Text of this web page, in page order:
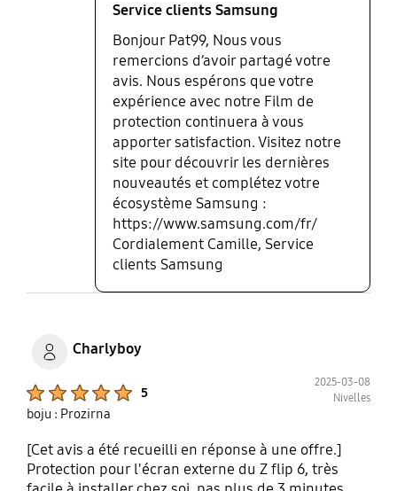
Service clients Samsung
Bonjour Pat99, Nous vous
remercions d’avoir partagé votre
avis. Nous espérons que votre
expérience avec notre Film de
protection continuera à vous
apporter satisfaction. Visitez notre
site pour découvrir les dernières
nouveautés et complétez votre
écosystème Samsung :
https://www.samsung.com/fr/
Cordialement Camille, Service
clients Samsung
Charlyboy
5
2025-03-08
Nivelles
boju : Prozirna
[Cet avis a été recueilli en réponse à une offre.]
Protection pour l'écran externe du Z flip 6, très